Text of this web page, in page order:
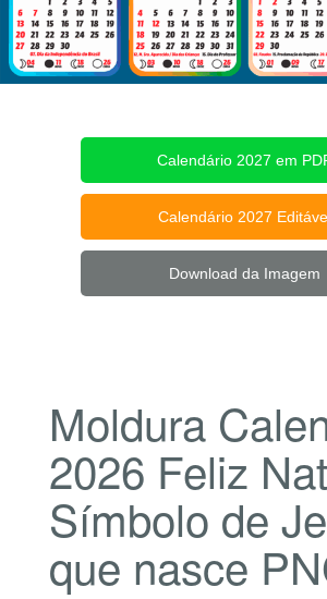
Calendário 2027 em
Calendário 2027
Download da Imagem
Moldura
2026 Feliz
Símbolo de
que nasce